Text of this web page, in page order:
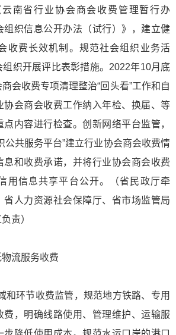
南省行业协会商会收费管理暂行办
组织信息公开办法（试行）》，建立健
收费长效机制。规范社会组织业务活
织开展评比表彰措施。2022年10月底
会收费专项清理整治“回头看”工作和自
协会商会收费工作纳入年检、换届、等
内容进行检查。创新网络平台监管，
公共服务平台”建立行业协会商会收费情
息和收费承诺，并将行业协会商会收费
用信息共享平台公开。（省民政厅牵
省人力资源社会保障厅、省市场监管局
责）
物流服务收费
和环节收费监管，规范地方铁路、专用
费，明确线路使用、管理维护、运输服